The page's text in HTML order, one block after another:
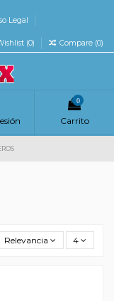
Legal
(0) Compare (0)
0
Carrito
Relevancia 4